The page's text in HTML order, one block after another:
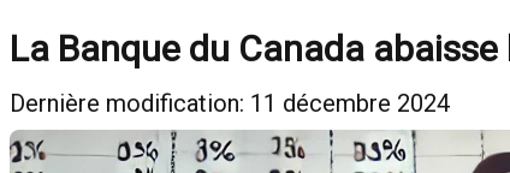
La Banque du Canada
Dernière modification: 11 décembre 2024